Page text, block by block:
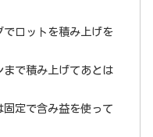
ロットを積み上げを
で積み上げてあとは
定で含み益を使って